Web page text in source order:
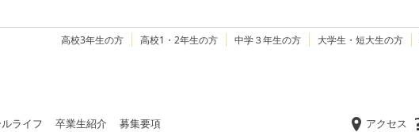
高校3年生の方 高校1・2年生の方 中学３年生の方 大学生・短大生の方
ライフ 卒業生紹介 募集要項 アクセス